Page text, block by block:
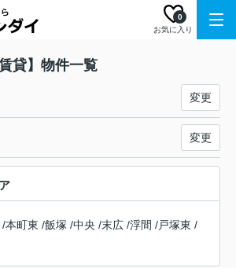
お気に入り
0
貸】物件一覧
変更
変更
/本町東 /飯塚 /中央 /末広 /浮間 /戸塚東 /